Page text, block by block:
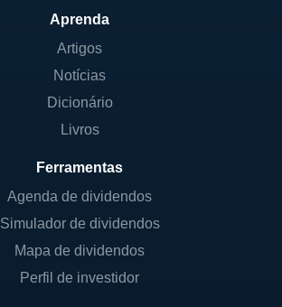
Aprenda
Artigos
Notícias
Dicionário
Livros
Ferramentas
Agenda de dividendos
Simulador de dividendos
Mapa de dividendos
Perfil de investidor